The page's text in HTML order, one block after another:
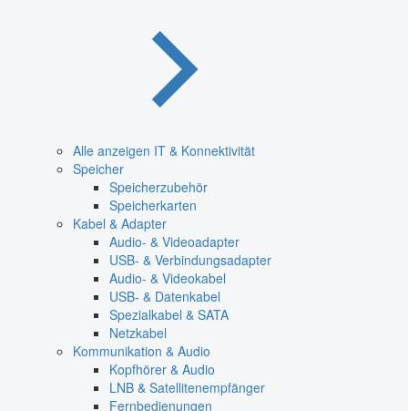
Alle anzeigen IT & Konnektivität
Speicher
Speicherzubehör
Speicherkarten
Kabel & Adapter
Audio- & Videoadapter
USB- & Verbindungsadapter
Audio- & Videokabel
USB- & Datenkabel
Spezialkabel & SATA
Netzkabel
Kommunikation & Audio
Kopfhörer & Audio
LNB & Satellitenempfänger
Fernbedienungen